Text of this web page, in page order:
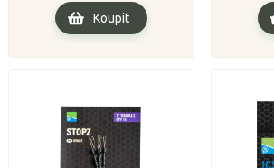
Koupit